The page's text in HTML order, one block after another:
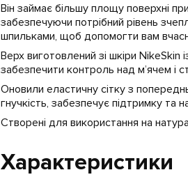
Він займає більшу площу поверхні
забезпечуючи потрібний рівень
шпильками, щоб допомогти вам
Верх виготовлений зі шкіри
забезпечити контроль над м’ячем і
Оновили еластичну сітку з
гнучкість, забезпечує підтримку та
Створені для використання на
Характеристики